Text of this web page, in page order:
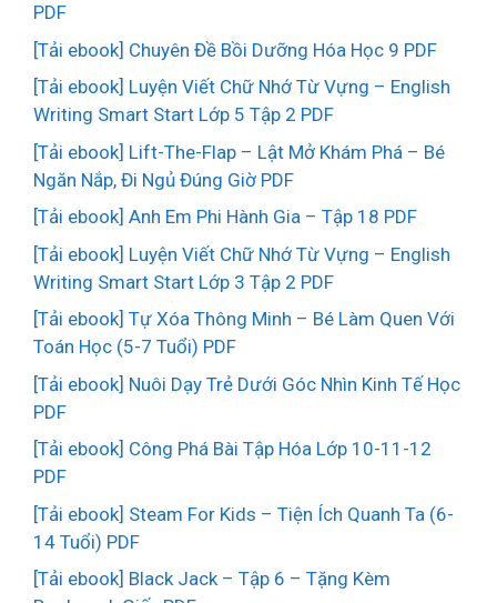
PDF
[Tải ebook] Chuyên Đề Bồi Dưỡng Hóa Học 9 PDF
[Tải ebook] Luyện Viết Chữ Nhớ Từ Vựng – English
Writing Smart Start Lớp 5 Tập 2 PDF
[Tải ebook] Lift-The-Flap – Lật Mở Khám Phá – Bé
Ngăn Nắp, Đi Ngủ Đúng Giờ PDF
[Tải ebook] Anh Em Phi Hành Gia – Tập 18 PDF
[Tải ebook] Luyện Viết Chữ Nhớ Từ Vựng – English
Writing Smart Start Lớp 3 Tập 2 PDF
[Tải ebook] Tự Xóa Thông Minh – Bé Làm Quen Với
Toán Học (5-7 Tuổi) PDF
[Tải ebook] Nuôi Dạy Trẻ Dưới Góc Nhìn Kinh Tế Học
PDF
[Tải ebook] Công Phá Bài Tập Hóa Lớp 10-11-12
PDF
[Tải ebook] Steam For Kids – Tiện Ích Quanh Ta (6-
14 Tuổi) PDF
[Tải ebook] Black Jack – Tập 6 – Tặng Kèm